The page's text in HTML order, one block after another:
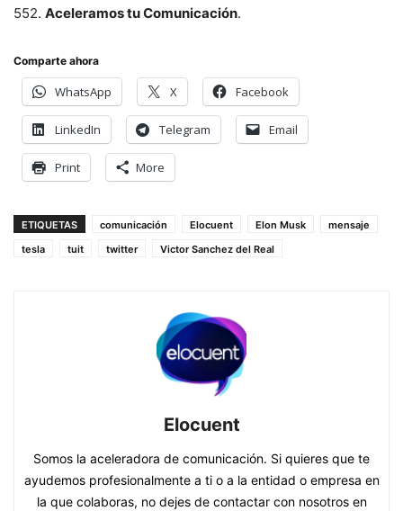
552. Aceleramos tu Comunicación.
Comparte ahora
WhatsApp X Facebook
LinkedIn Telegram Email
Print More
ETIQUETAS comunicación Elocuent Elon Musk
mensaje
tesla
tuit twitter Victor Sanchez del Real
Elocuent
Somos la aceleradora de comunicación. Si quieres que te
ayudemos profesionalmente a ti o a la entidad o empresa en
la que colaboras, no dejes de contactar con nosotros en